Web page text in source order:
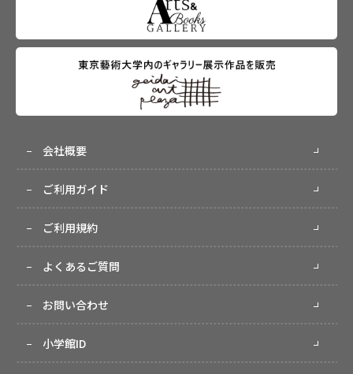
会社概要
ご利用ガイド
ご利用規約
よくあるご質問
お問い合わせ
小学館ID